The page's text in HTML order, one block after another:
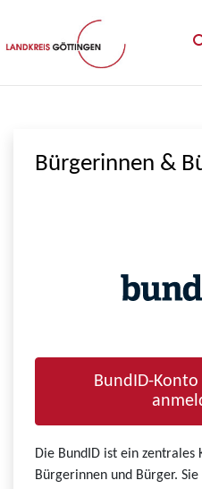
Zum Hauptinhalt springen
Bürgerinnen &
BundID-
Die BundID ist ein
Bürgerinnen und Bürger.